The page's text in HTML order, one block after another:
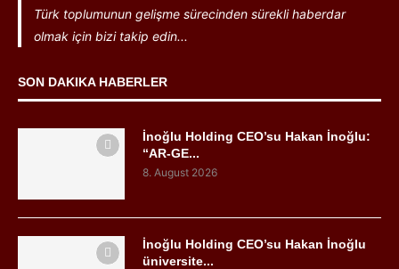
Türk toplumunun gelişme sürecinden sürekli haberdar
olmak için bizi takip edin...
SON DAKIKA HABERLER
İnoğlu Holding CEO’su Hakan İnoğlu:
“AR-GE...
8. August 2026
İnoğlu Holding CEO’su Hakan İnoğlu
üniversite...